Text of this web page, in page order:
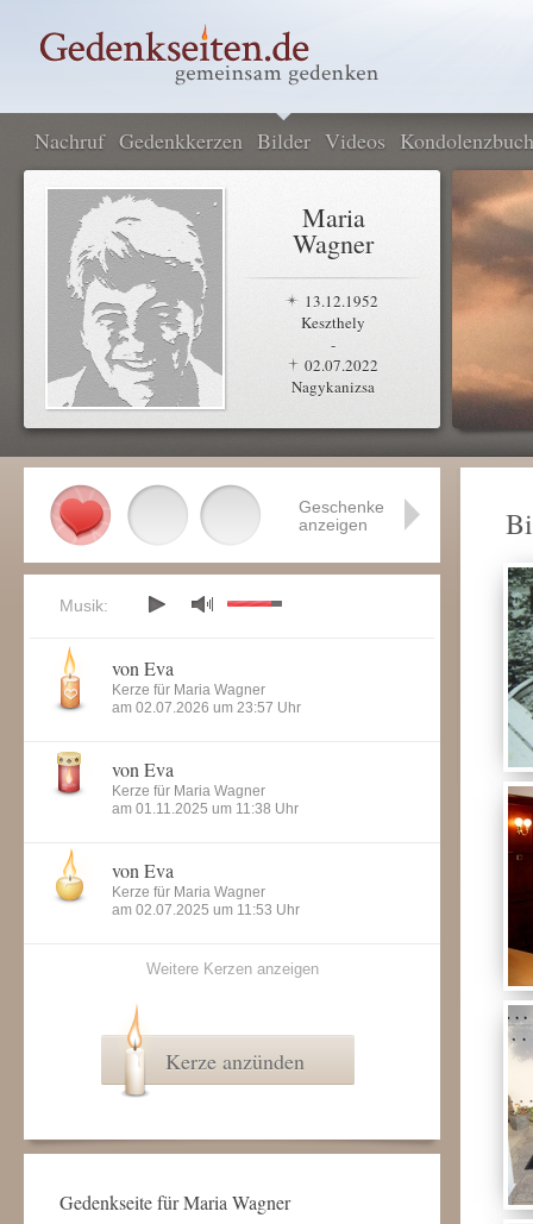
Nachruf Gedenkkerzen Bilder Videos Kondolenzbuch
Maria
Wagner
13.12.1952
Keszthely
-
02.07.2022
Nagykanizsa
Geschenke
anzeigen
Musik:
von Eva
Kerze für Maria Wagner
am 02.07.2026 um 23:57 Uhr
von Eva
Kerze für Maria Wagner
am 01.11.2025 um 11:38 Uhr
von Eva
Kerze für Maria Wagner
am 02.07.2025 um 11:53 Uhr
Weitere Kerzen anzeigen
Kerze anzünden
Gedenkseite für Maria Wagner